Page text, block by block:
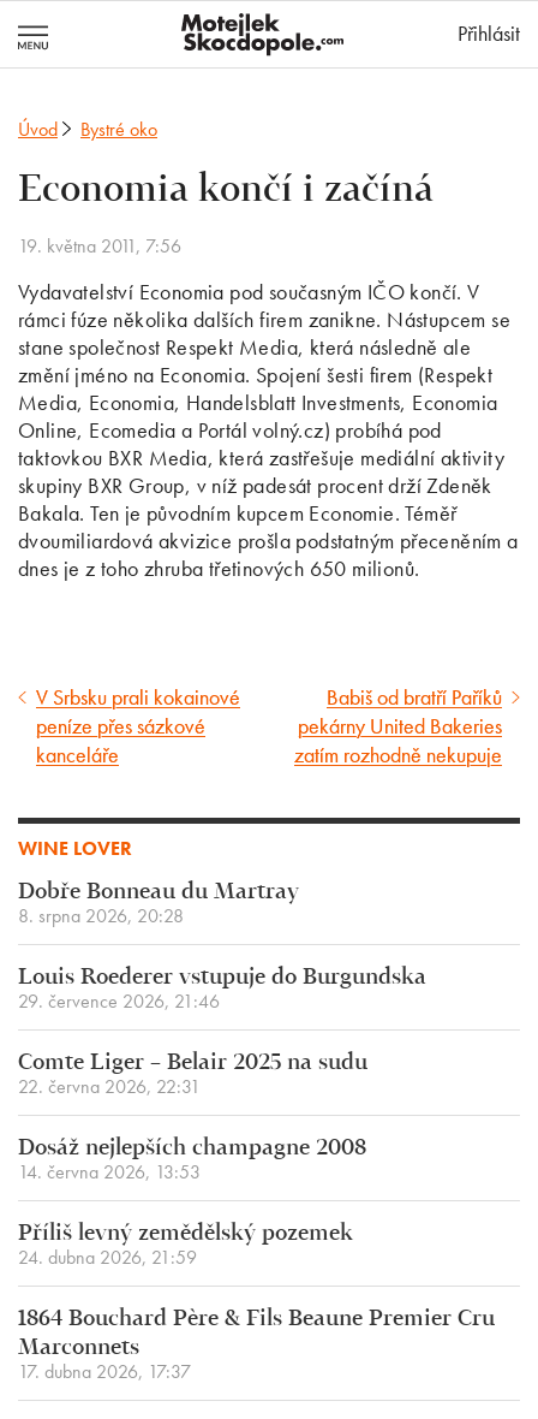
Přihlásit
Úvod Bystré oko
Economia končí i začíná
19. května 2011, 7:56
Vydavatelství Economia pod současným IČO končí. V
rámci fúze několika dalších firem zanikne. Nástupcem se
stane společnost Respekt Media, která následně ale
změní jméno na Economia. Spojení šesti firem (Respekt
Media, Economia, Handelsblatt Investments, Economia
Online, Ecomedia a Portál volný.cz) probíhá pod
taktovkou BXR Media, která zastřešuje mediální aktivity
skupiny BXR Group, v níž padesát procent drží Zdeněk
Bakala. Ten je původním kupcem Economie. Téměř
dvoumiliardová akvizice prošla podstatným přeceněním a
dnes je z toho zhruba třetinových 650 milionů.
Předcházející
článek
V Srbsku prali kokainové
peníze přes sázkové
kanceláře
Následující
článek
Babiš od bratří Paříků
pekárny United Bakeries
zatím rozhodně nekupuje
WINE LOVER
Dobře Bonneau du Martray
8. srpna 2026, 20:28
Louis Roederer vstupuje do Burgundska
29. července 2026, 21:46
Comte Liger – Belair 2025 na sudu
22. června 2026, 22:31
Dosáž nejlepších champagne 2008
14. června 2026, 13:53
Příliš levný zemědělský pozemek
24. dubna 2026, 21:59
1864 Bouchard Père & Fils Beaune Premier Cru
Marconnets
17. dubna 2026, 17:37